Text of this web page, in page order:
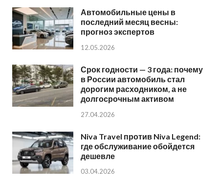
Автомобильные цены в
последний месяц весны:
прогноз экспертов
12.05.2026
Срок годности — 3 года: почему
в России автомобиль стал
дорогим расходником, а не
долгосрочным активом
27.04.2026
Niva Travel против Niva Legend:
где обслуживание обойдется
дешевле
03.04.2026